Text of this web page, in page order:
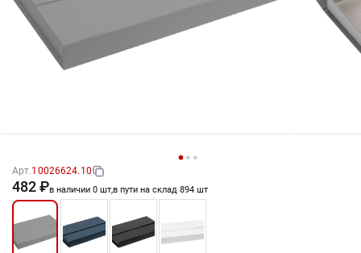
Арт.10026624.10
482 ₽в наличии 0 шт,в пути на склад 894 шт